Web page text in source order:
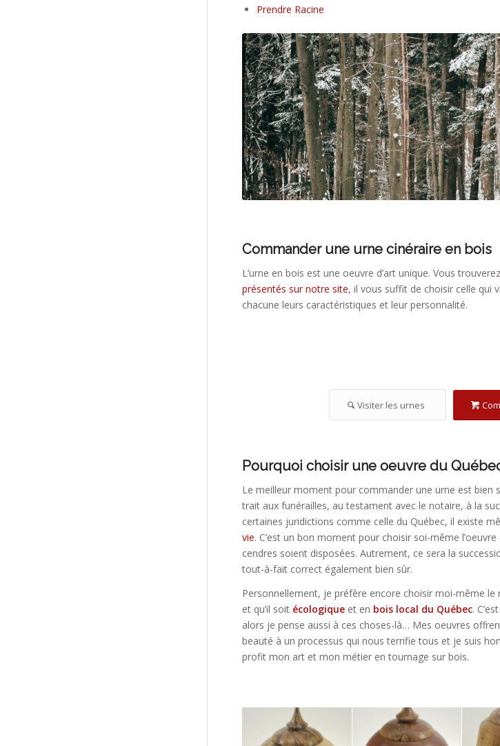
Prendre Racine
Le choix d’une
Photo de Anna Tóth sur Pexels: https://www.pexels.com/
Commander une urne cinéraire en bois
L’urne en bois est une oeuvre d’art unique. Vous trouverez
présentés sur notre site, il vous suffit de choisir celle qui
chacune leurs caractéristiques et leur personnalité.
Visiter les urnes
Pourquoi choisir une oeuvre du
Le meilleur moment pour commander une urne est bien
trait aux funérailles, au testament avec le notaire, à la
certaines juridictions comme celle du Québec, il existe
vie. C’est un bon moment pour choisir soi-même
cendres soient disposées. Autrement, ce sera la
tout-à-fait correct également bien sûr.
Personnellement, je préfère encore choisir moi-même
et qu’il soit écologique et en bois local du Québec.
alors je pense aussi à ces choses-là… Mes oeuvres
beauté à un processus qui nous terrifie tous et je suis
profit mon art et mon métier en tournage sur bois.